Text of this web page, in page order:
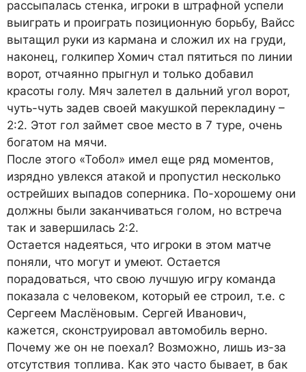
рассыпалась стенка, игроки в штрафной успели
выиграть и проиграть позиционную борьбу, Вайсс
вытащил руки из кармана и сложил их на груди,
наконец, голкипер Хомич стал пятиться по линии
ворот, отчаянно прыгнул и только добавил
красоты голу. Мяч залетел в дальний угол ворот,
чуть-чуть задев своей макушкой перекладину –
2:2. Этот гол займет свое место в 7 туре, очень
богатом на мячи.
После этого «Тобол» имел еще ряд моментов,
изрядно увлекся атакой и пропустил несколько
острейших выпадов соперника. По-хорошему они
должны были заканчиваться голом, но встреча
так и завершилась 2:2.
Остается надеяться, что игроки в этом матче
поняли, что могут и умеют. Остается
порадоваться, что свою лучшую игру команда
показала с человеком, который ее строил, т.е. с
Сергеем Маслёновым. Сергей Иванович,
кажется, сконструировал автомобиль верно.
Почему же он не поехал? Возможно, лишь из-за
отсутствия топлива. Как это часто бывает, в бак